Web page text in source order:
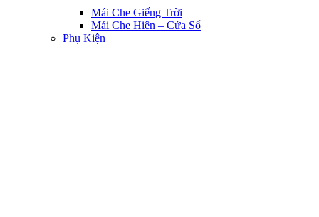
Mái Che Giếng Trời
Mái Che Hiên – Cửa Sổ
Phụ Kiện